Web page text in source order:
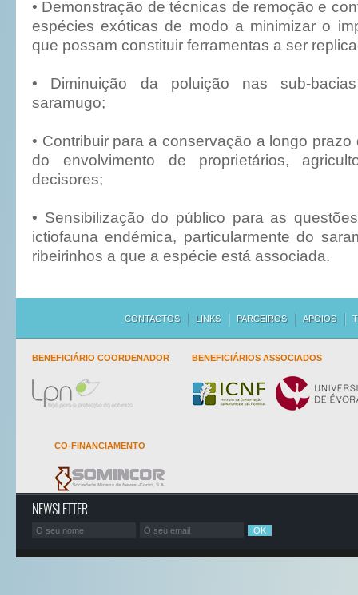
• Demonstração de técnicas de remoção e
espécies exóticas de modo a minimizar o
que possam constituir ferramentas a ser
• Diminuição da poluição nas sub-
saramugo;
• Contribuir para a conservação a longo
do envolvimento de proprietários,
decisores;
• Sensibilização do público para as
ictiofauna endémica, particularmente do
ribeirinhos a que a espécie está associada.
CONTACTOS LINKS PARCEIROS APOIOS
BENEFICIÁRIO COORDENADOR BENEFICIÁRIOS ASSOCIADOS
CO-FINANCIAMENTO
NEWSLETTER